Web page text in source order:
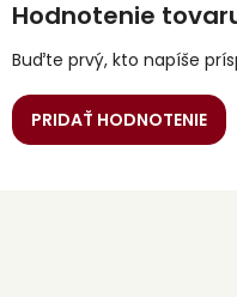
Hodnotenie
Buďte prvý, kto napíše
PRIDAŤ HODNOTENIE